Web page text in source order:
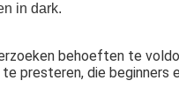
in dark.
behoeften te
presteren, die beginners